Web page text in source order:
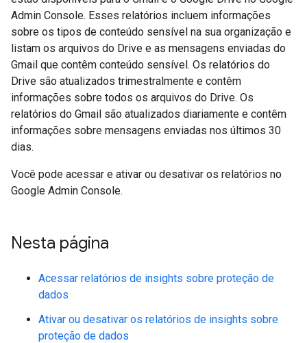
Admin Console. Esses relatórios incluem informações
sobre os tipos de conteúdo sensível na sua organização e
listam os arquivos do Drive e as mensagens enviadas do
Gmail que contêm conteúdo sensível. Os relatórios do
Drive são atualizados trimestralmente e contêm
informações sobre todos os arquivos do Drive. Os
relatórios do Gmail são atualizados diariamente e contêm
informações sobre mensagens enviadas nos últimos 30
dias.
Você pode acessar e ativar ou desativar os relatórios no
Google Admin Console.
Nesta página
Acessar relatórios de insights sobre proteção de
dados
Ativar ou desativar os relatórios de insights sobre
proteção de dados